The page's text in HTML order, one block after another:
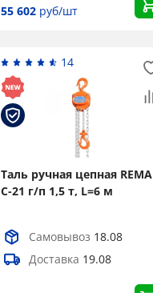
55 602руб/шт
14
Таль ручная цепная REMA
C-21 г/п 1,5 т, L=6 м
Самовывоз 18.08
Доставка 19.08